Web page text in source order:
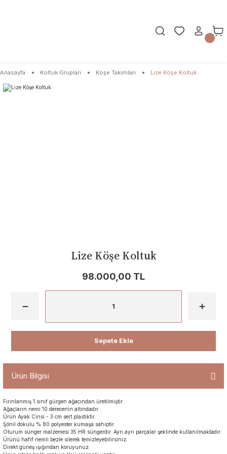
Anasayfa Koltuk Grupları Köşe Takımları Lize Köşe Koltuk
Lize Köşe Koltuk
98.000,00 TL
Sepete Ekle
Ürün Bilgisi
Fırınlanmış 1.sınıf gürgen ağacından üretilmiştir.
Ağaçların nemi 10 derecenin altındadır.
Ürün Ayak Cinsi - 3 cm sert plastiktir.
Şönil dokulu % 80 polyester kumaşa sahiptir.
Oturum sünger malzemesi 35 HR süngerdir. Ayrı ayrı parçalar şeklinde kullanılmaktadır.
Ürünü hafif nemli bezle silerek temizleyebilirsiniz.
Direkt güneş ışığından koruyunuz.